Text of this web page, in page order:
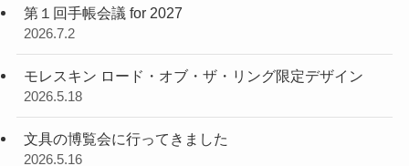
第１回手帳会議 for 2027
2026.7.2
モレスキン ロード・オブ・ザ・リング限定デザイン
2026.5.18
文具の博覧会に行ってきました
2026.5.16